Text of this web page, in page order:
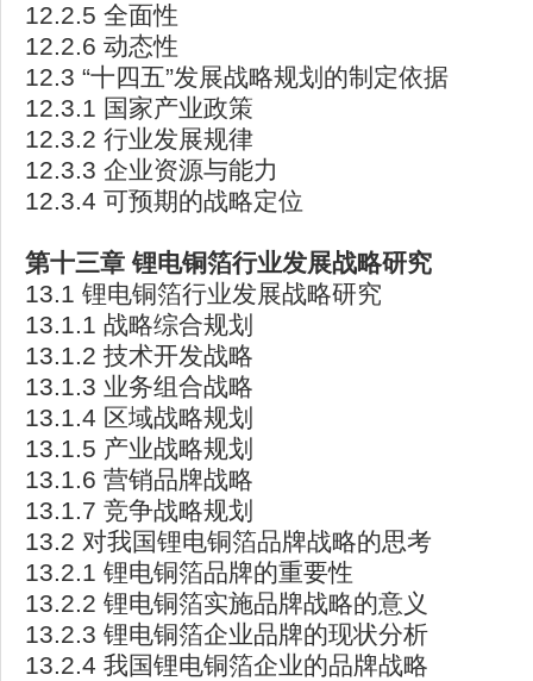
12.2.5 全面性
12.2.6 动态性
12.3 “十四五”发展战略规划的制定依据
12.3.1 国家产业政策
12.3.2 行业发展规律
12.3.3 企业资源与能力
12.3.4 可预期的战略定位
第十三章 锂电铜箔行业发展战略研究
13.1 锂电铜箔行业发展战略研究
13.1.1 战略综合规划
13.1.2 技术开发战略
13.1.3 业务组合战略
13.1.4 区域战略规划
13.1.5 产业战略规划
13.1.6 营销品牌战略
13.1.7 竞争战略规划
13.2 对我国锂电铜箔品牌战略的思考
13.2.1 锂电铜箔品牌的重要性
13.2.2 锂电铜箔实施品牌战略的意义
13.2.3 锂电铜箔企业品牌的现状分析
13.2.4 我国锂电铜箔企业的品牌战略